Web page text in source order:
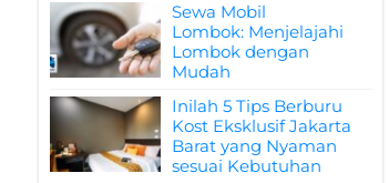
Sewa Mobil
Lombok: Menjelajahi
Lombok dengan
Mudah
Inilah 5 Tips Berburu
Kost Eksklusif Jakarta
Barat yang Nyaman
sesuai Kebutuhan